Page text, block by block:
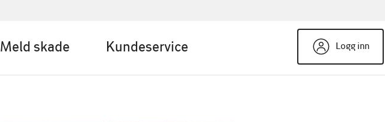
Meld skade Kundeservice Logg inn